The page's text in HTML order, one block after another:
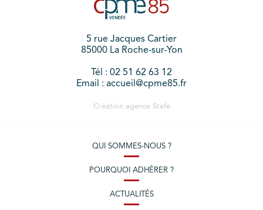
5 rue Jacques Cartier
85000 La Roche-sur-Yon
Tél : 02 51 62 63 12
Email : accueil@cpme85.fr
Création agence Stafe
QUI SOMMES-NOUS ?
POURQUOI ADHÉRER ?
ACTUALITÉS